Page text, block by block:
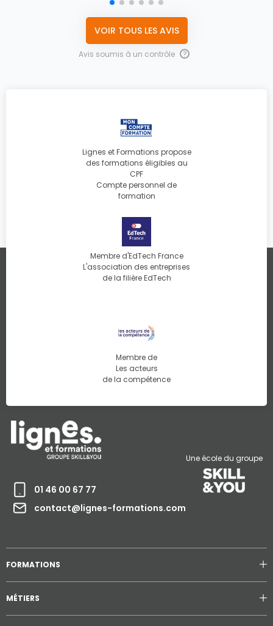
VOIR TOUS LES AVIS
Avis soumis à un contrôle ?
Lignes et Formations propose
des formations éligibles au
CPF
Compte personnel de
formation
Membre d'EdTech France
L'association des entreprises
de la filière EdTech
Membre de
Les acteurs
de la compétence
01 46 00 67 77
contact@lignes-formations.com
Une école du groupe
FORMATIONS
MÉTIERS